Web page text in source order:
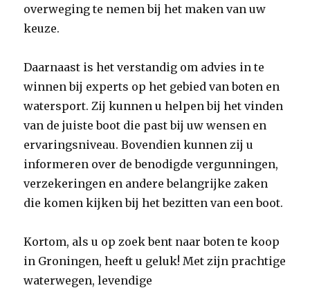
overweging te nemen bij het maken van uw
keuze.
Daarnaast is het verstandig om advies in te
winnen bij experts op het gebied van boten en
watersport. Zij kunnen u helpen bij het vinden
van de juiste boot die past bij uw wensen en
ervaringsniveau. Bovendien kunnen zij u
informeren over de benodigde vergunningen,
verzekeringen en andere belangrijke zaken
die komen kijken bij het bezitten van een boot.
Kortom, als u op zoek bent naar boten te koop
in Groningen, heeft u geluk! Met zijn prachtige
waterwegen, levendige